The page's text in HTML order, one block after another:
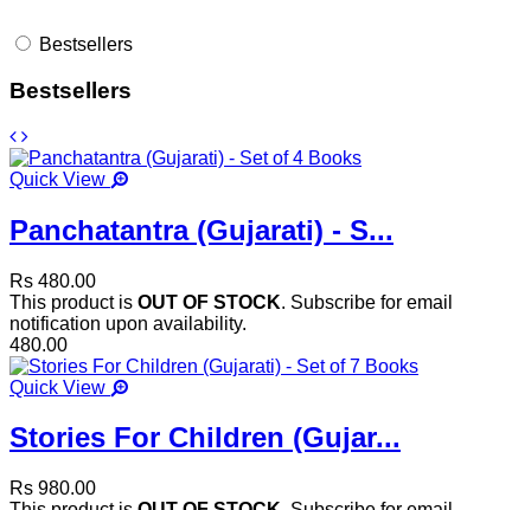
Bestsellers
Bestsellers
Quick View
Panchatantra (Gujarati) - S...
Rs 480.00
This product is OUT OF STOCK. Subscribe for email
notification upon availability.
480.00
Quick View
Stories For Children (Gujar...
Rs 980.00